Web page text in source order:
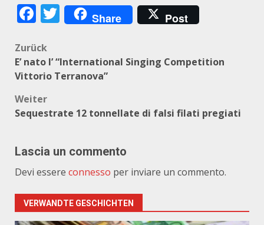
Facebook
Twitter
Share Post
Beitragsnavigation
Zurück
E’ nato l’ “International Singing Competition
Vittorio Terranova”
Weiter
Sequestrate 12 tonnellate di falsi filati pregiati
Lascia un commento
Devi essere connesso per inviare un commento.
VERWANDTE GESCHICHTEN